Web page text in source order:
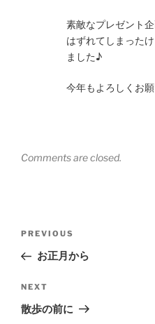
素敵なプレゼント
はずれてしまった
ました♪
今年もよろしくお願
Comments are closed.
Previous
Post
PREVIOUS
お正月から
Next
Post
NEXT
散歩の前に